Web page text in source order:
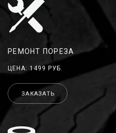
РЕМОНТ ПОРЕЗА
ЦЕНА: 1499 РУБ.
ЗАКАЗАТЬ